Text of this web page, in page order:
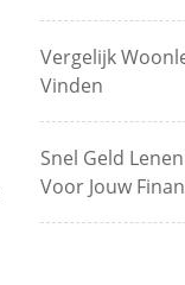
Vergelijk
Vinden
Snel Geld
Voor Jouw